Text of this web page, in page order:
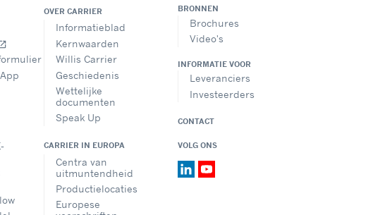
OVER CARRIER
Informatieblad
Kernwaarden
Willis Carrier
Geschiedenis
Wettelijke
documenten
Speak Up
CARRIER IN EUROPA
Centra van
uitmuntendheid
Productielocaties
Europese
BRONNEN
Brochures
Video's
INFORMATIE VOOR
Leveranciers
Investeerders
CONTACT
VOLG ONS